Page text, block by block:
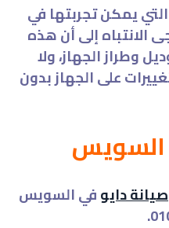
يمكن تجربتها في
الانتباه إلى أن هذه
وطراز الجهاز، ولا
على الجهاز بدون
السويس
صيانة دايوفي السويس